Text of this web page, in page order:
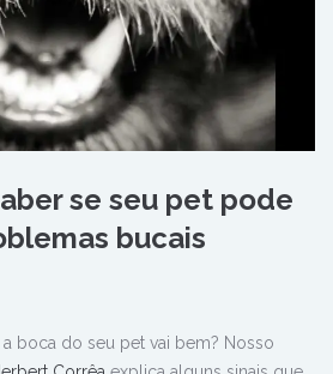
se seu pet pode
bucais
boca do seu pet vai bem? Nosso